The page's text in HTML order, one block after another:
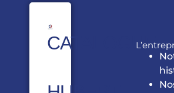
CATALOGUE